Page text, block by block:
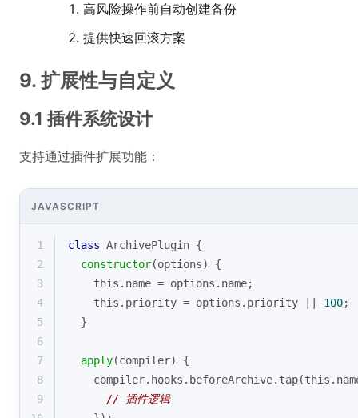
高风险操作前自动创建备份
提供快速回滚方案
9. 扩展性与自定义
9.1 插件系统设计
支持通过插件扩展功能：
JAVASCRIPT
1 class ArchivePlugin {
2
constructor(options)
{
3
this .name = options.name;
4
this .priority = options.priority || 100;
5
  }
6
7
apply(compiler)
{
8
    compiler.hooks.beforeArchive.tap(
this
9
// 插件逻辑